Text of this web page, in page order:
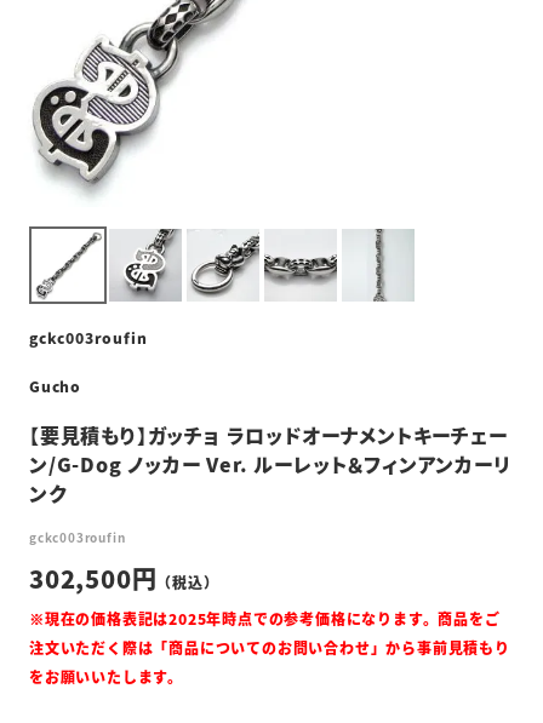
gckc003roufin
Gucho
【要見積もり】ガッチョ ラロッドオーナメントキーチェー
ン/G-Dog ノッカー Ver. ルーレット＆フィンアンカーリ
ンク
gckc003roufin
302,500